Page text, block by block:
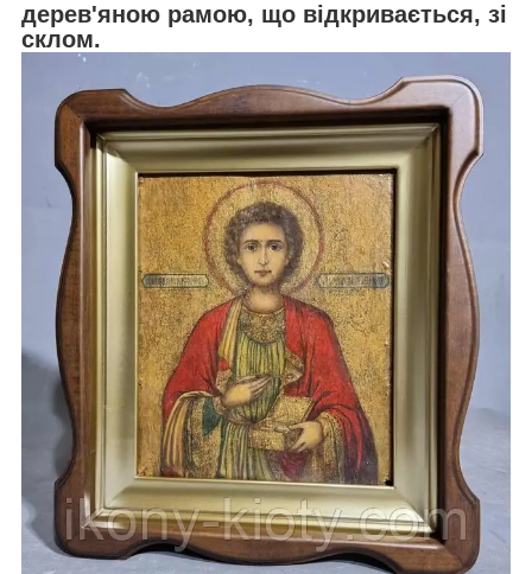
дерев'яною рамою, що відкривається, зі
склом.